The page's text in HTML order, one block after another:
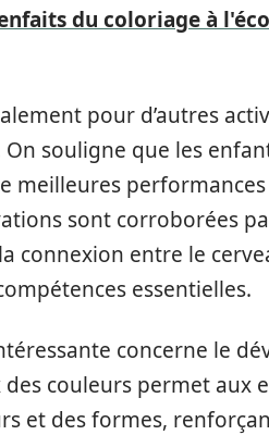
du coloriage à
pour d’autres
On souligne que les
meilleures
sont corroborées
connexion entre le
essentielles.
concerne le
couleurs permet aux
et des formes,